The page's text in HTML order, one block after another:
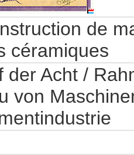
de
céramiques
der Acht /
von